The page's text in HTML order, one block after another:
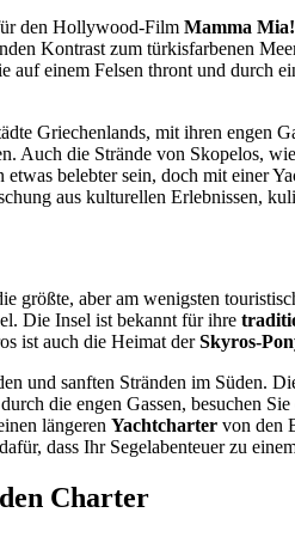
den Hollywood-Film Mamma Mia!
Kontrast zum türkisfarbenen
auf einem Felsen thront und durch
Griechenlands, mit ihren
Auch die Strände von Skopelos,
belebter sein, doch mit einer
aus kulturellen Erlebnissen,
größte, aber am wenigsten
Die Insel ist bekannt für ihre
ist auch die Heimat derSkyros-
und sanften Stränden im Süden.
die engen Gassen, besuchen
längeren Yachtcharter von den
dass Ihr Segelabenteuer zu
Charter